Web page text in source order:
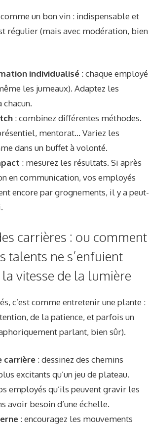
un bon vin : indispensable et
régulier (mais avec modération, bien
individualisé : chaque employé
les jumeaux). Adaptez les
: combinez différentes méthodes.
mentorat… Variez les
dans un buffet à volonté.
: mesurez les résultats. Si après
en communication, vos employés
encore par grognements, il y a peut-
carrières : ou comment
talents ne s’enfuient
vitesse de la lumière
c’est comme entretenir une plante :
de la patience, et parfois un
parlant, bien sûr).
carrière : dessinez des chemins
excitants qu’un jeu de plateau.
employés qu’ils peuvent gravir les
avoir besoin d’une échelle.
: encouragez les mouvements